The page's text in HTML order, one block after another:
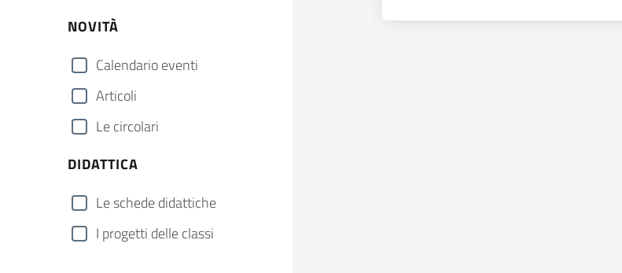
NOVITÀ
Calendario eventi
Articoli
Le circolari
DIDATTICA
Le schede didattiche
I progetti delle classi